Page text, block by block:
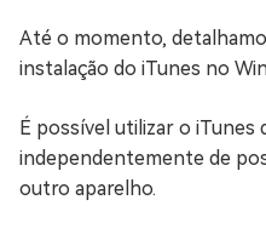
Até o momento,
instalação do iTunes no
É possível utilizar o iTunes
independentemente de
outro aparelho.